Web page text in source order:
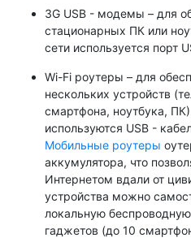
3G USB - модемы – для
стационарных ПК или
сети используется порт
Wi-Fi роутеры – для
нескольких устройств
смартфона, ноутбука,
используются USB -
Мобильные роутеры
аккумулятора, что
Интернетом вдали от
устройства можно
локальную
гаджетов (до 10